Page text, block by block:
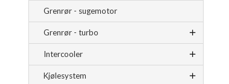
Grenrør - sugemotor
Grenrør - turbo
Intercooler
Kjølesystem